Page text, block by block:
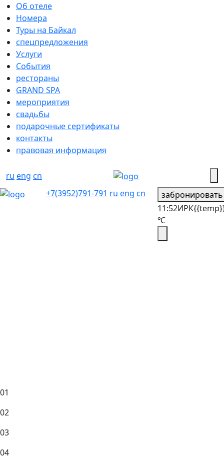
Об отеле
Номера
Туры на Байкал
спецпредложения
Услуги
События
рестораны
GRAND SPA
мероприятия
свадьбы
подарочные сертификаты
контакты
правовая информация
ru eng cn
+7(3952)791-791 ru eng cn
забронировать
11:52ИРК
℃
01
02
03
04